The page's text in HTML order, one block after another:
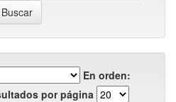
En orden:
por página